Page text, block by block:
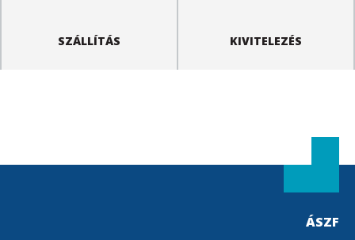
SZÁLLÍTÁS KIVITELEZÉS
ÁSZF